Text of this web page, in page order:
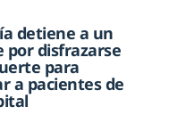
detiene a un
por disfrazarse
para
a pacientes de